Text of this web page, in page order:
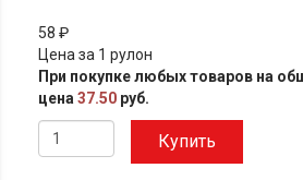
58 ₽
Цена за 1 рулон
При покупке любых товаров на
цена 37.50 руб.
Купить